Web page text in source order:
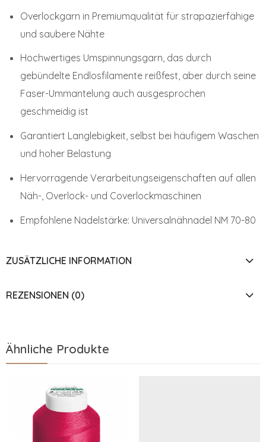
Overlockgarn in Premiumqualität für strapazierfähige
und saubere Nähte
Hochwertiges Umspinnungsgarn, das durch
gebündelte Endlosfilamente reißfest, aber durch seine
Faser-Ummantelung auch ausgesprochen
geschmeidig ist
Garantiert Langlebigkeit, selbst bei häufigem Waschen
und hoher Belastung
Hervorragende Verarbeitungseigenschaften auf allen
Näh-, Overlock- und Coverlockmaschinen
Empfohlene Nadelstärke: Universalnähnadel NM 70-80
ZUSÄTZLICHE INFORMATION
REZENSIONEN (0)
Ähnliche Produkte